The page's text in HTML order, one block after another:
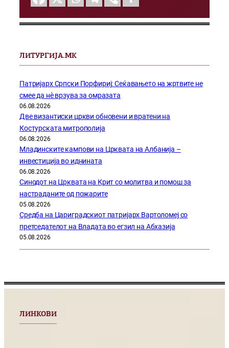
ЛИТУРГИЈА.МК
Патријарх Српски Порфириј: Сеќавањето на жртвите не
смее да нѐ врзува за омразата
06.08.2026
Две византиски цркви обновени и вратени на
Костурската митрополија
06.08.2026
Младинските кампови на Црквата на Албанија –
инвестиција во иднината
06.08.2026
Синодот на Црквата на Крит со молитва и помош за
настраданите од пожарите
05.08.2026
Средба на Цариградскиот патријарх Вартоломеј со
претседателот на Владата во егзил на Абхазија
05.08.2026
ЛИНКОВИ